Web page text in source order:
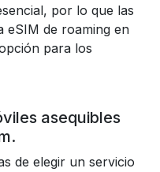
por lo que las
eSIM de roaming en
para los
asequibles
de elegir un servicio